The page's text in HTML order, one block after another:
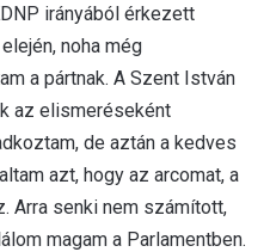
irányából érkezett
noha még
a pártnak. A Szent István
az elismeréseként
de aztán a kedves
azt, hogy az arcomat, a
Arra senki nem számított,
magam a Parlamentben.